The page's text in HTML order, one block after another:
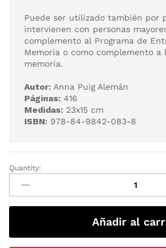
Puede ser utilizado también por
intervienen con personas
complemento al Programa de
Memoria o como complemento a
memoria.
Autor: Anna Puig Alemán
Páginas: 416
Medidas: 23x15 cm
ISBN: 978-84-9842-083-8
Quantity:
Añadir al